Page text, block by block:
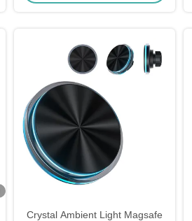
Crystal Ambient Light Magsafe